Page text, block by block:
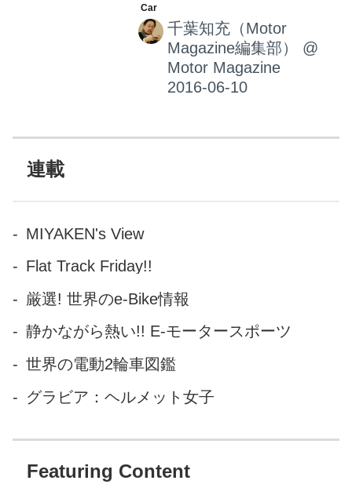
ール・パーキング」は、ドラ
イバーが駐車スペースの前方
中央にクルマを停めて外に出
た後、車外からBMWディスプ
にできるというものである。
して再び動かす時も、BMW デ
ジンを始動させ、遠隔操作で
駐車スペースからクルマを自
ことができるのだ。 なおこの
「リモート・コントロール・
車スペースに対し、進入角度...
千葉知充（Motor
Magazine編集部）
@
Motor Magazine
連載
MIYAKEN's View
Flat Track Friday!!
厳選! 世界のe-Bike情報
静かながら熱い!! E-モータースポーツ
世界の電動2輪車図鑑
グラビア：ヘルメット女子
Featuring Content